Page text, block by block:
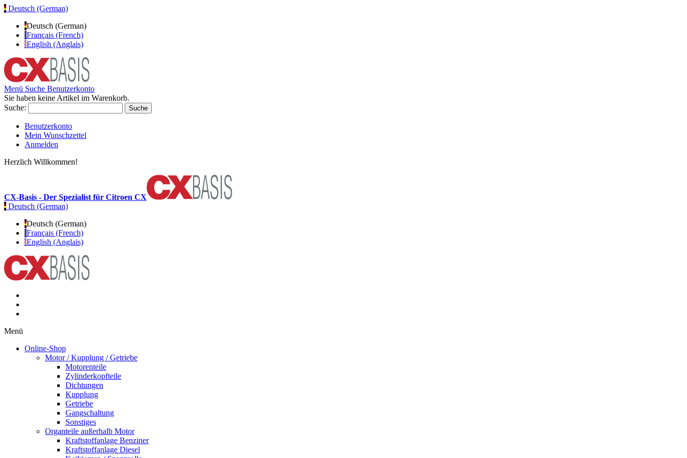
Deutsch (German)
Deutsch (German)
Français (French)
English (Anglais)
Menü Suche Benutzerkonto
Sie haben keine Artikel im Warenkorb.
Suche:
Suche
Benutzerkonto
Mein Wunschzettel
Anmelden
Herzlich Willkommen!
CX-Basis - Der Spezialist für Citroen CX
Deutsch (German)
Deutsch (German)
Français (French)
English (Anglais)
Menü
Online-Shop
Motor / Kupplung / Getriebe
Motorenteile
Zylinderkopfteile
Dichtungen
Kupplung
Getriebe
Gangschaltung
Sonstiges
Organteile außerhalb Motor
Kraftstoffanlage Benziner
Kraftstoffanlage Diesel